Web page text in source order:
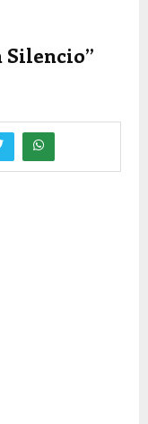
Silencio”